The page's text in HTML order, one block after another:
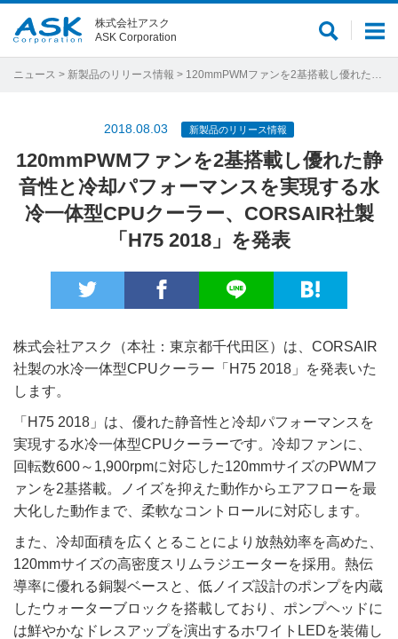
メ
ュ
サ
ト
株式会社アスク
ASK Corporation
ニュース > 新製品のリリース情報 > 120mmPWMファンを2基搭載し優れた静音性と冷却パフォーマンスを実現する水冷一体型CPUクーラー、CORSAIR社製「H75 2018」を発表
2018.08.03 新製品のリリース情報
120mmPWMファンを2基搭載し優れた静
音性と冷却パフォーマンスを実現する水
冷一体型CPUクーラー、CORSAIR社製
「H75 2018」を発表
株式会社アスク（本社：東京都千代田区）は、CORSAIR
社製の水冷一体型CPUクーラー「H75 2018」を発表いた
します。
「H75 2018」は、優れた静音性と冷却パフォーマンスを
実現する水冷一体型CPUクーラーです。冷却ファンに、
回転数600～1,900rpmに対応した120mmサイズのPWMフ
ァンを2基搭載。ノイズを抑えた動作からエアフローを最
大化した動作まで、柔軟なコントロールに対応します。
また、冷却面積を広くとることにより放熱効率を高めた、
120mmサイズの高密度スリムラジエーターを採用。熱伝
導率に優れる銅製ベースと、低ノイズ設計のポンプを内蔵
したウォーターブロックを搭載しており、ポンプヘッドに
は鮮やかなドレスアップを演出するホワイトLEDを装備し